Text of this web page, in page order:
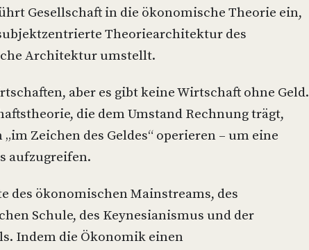
Gesellschaft in die ökonomische Theorie ein,
Theoriearchitektur des
Architektur umstellt.
aber es gibt keine Wirtschaft ohne Geld.
die dem Umstand Rechnung trägt,
Zeichen des Geldes“ operieren – um eine
aufzugreifen.
des ökonomischen Mainstreams, des
Schule, des Keynesianismus und der
Indem die Ökonomik einen